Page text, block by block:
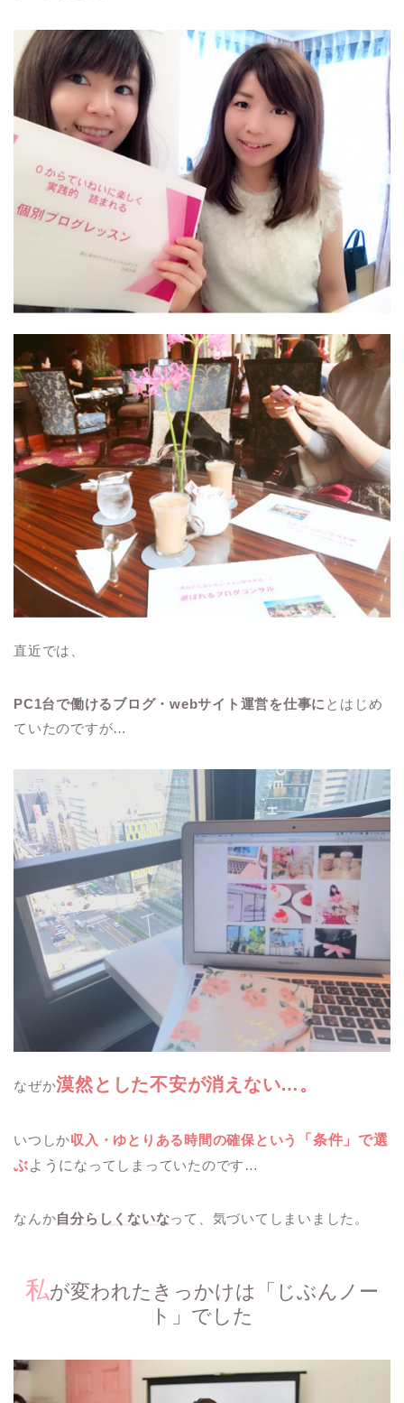
直近では、
PC1台で働けるブログ・webサイト運営を仕事に とはじめ
ていたのですが…
なぜか漠然とした不安が消えない…。
いつしか収入・ゆとりある時間の確保という
「条件」で選
ぶように なってしまっていたのです…
なんか自分らしくないなって、気づいてしまいました。
私が変われたきっかけは「じぶんノー
ト」でした